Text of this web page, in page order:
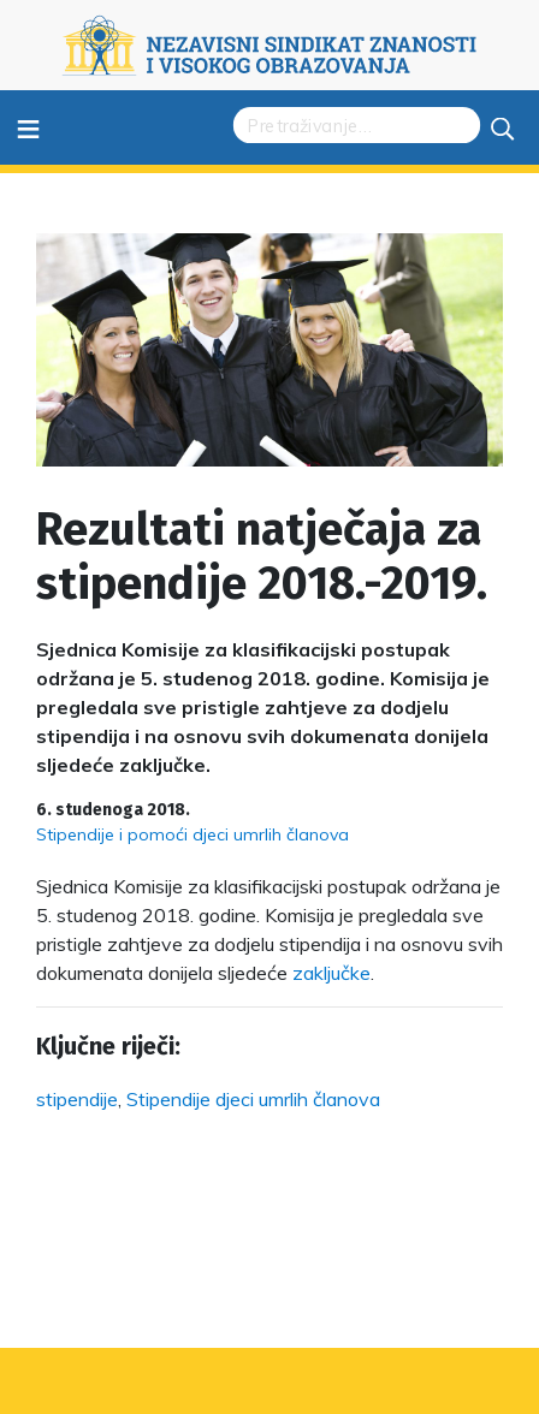
≡
Rezultati natječaja za
stipendije 2018.-2019.
Sjednica Komisije za klasifikacijski postupak
održana je 5. studenog 2018. godine. Komisija je
pregledala sve pristigle zahtjeve za dodjelu
stipendija i na osnovu svih dokumenata donijela
sljedeće zaključke.
6. studenoga 2018.
Stipendije i pomoći djeci umrlih članova
Sjednica Komisije za klasifikacijski postupak održana je
5. studenog 2018. godine. Komisija je pregledala sve
pristigle zahtjeve za dodjelu stipendija i na osnovu svih
dokumenata donijela sljedeće zaključke
Ključne riječi:
stipendije Stipendije djeci umrlih članova